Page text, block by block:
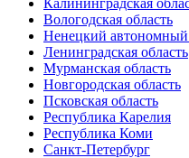
Калининградская
Вологодская область
Ненецкий автономный
Ленинградская область
Мурманская область
Новгородская область
Псковская область
Республика Карелия
Республика Коми
Санкт-Петербург